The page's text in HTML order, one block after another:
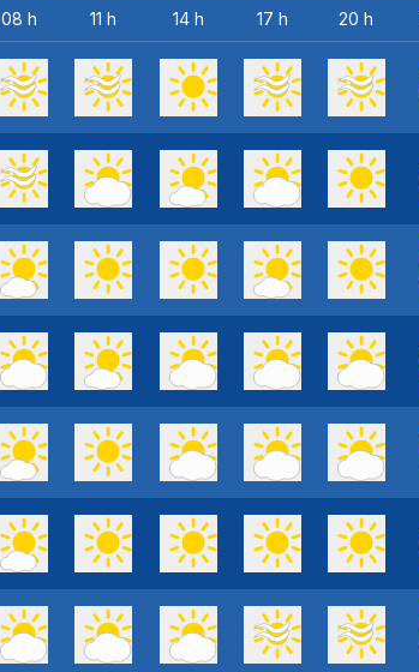
08 h 11 h 14 h 17 h 20 h